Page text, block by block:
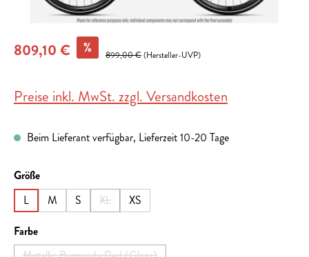
809,10 € % 899,00 €(Hersteller-UVP)
Preise inkl. MwSt. zzgl. Versandkosten
Beim Lieferant verfügbar, Lieferzeit 10-20 Tage
Größeauswählen
L
M S XL
(Diese Option ist zurzeit nicht verfügbar.)
XS
Farbeauswählen